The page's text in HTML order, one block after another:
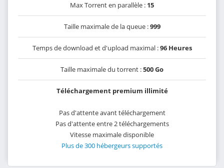
Max Torrent en parallèle : 15
Taille maximale de la queue :999
Temps de download et d'upload maximal :96 Heures
Taille maximale du torrent :500 Go
Téléchargement premium illimité
Pas d'attente avant téléchargement
Pas d'attente entre 2 téléchargements
Vitesse maximale disponible
Plus de 300 hébergeurs supportés